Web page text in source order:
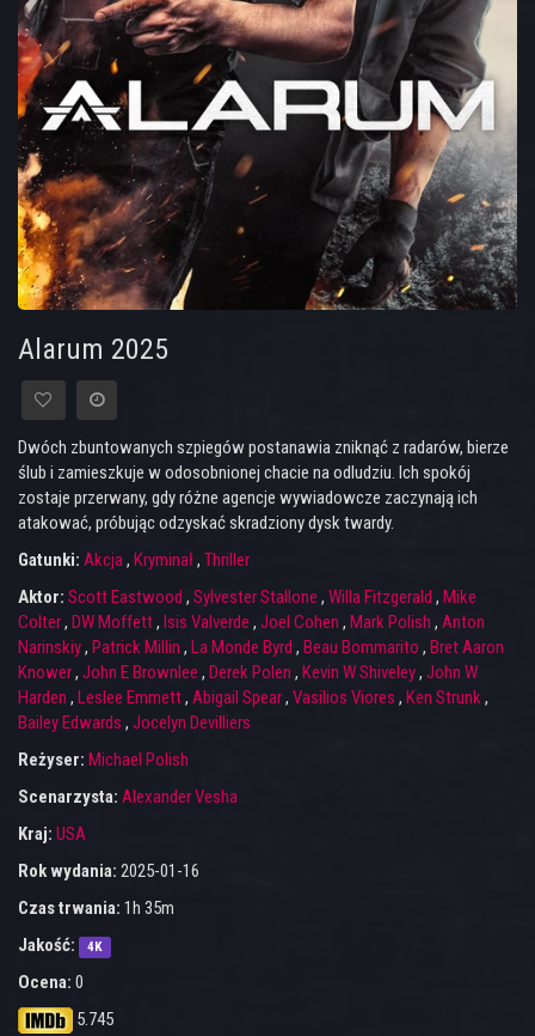
Alarum 2025
Dwóch zbuntowanych szpiegów postanawia zniknąć z radarów, bierze
ślub i zamieszkuje w odosobnionej chacie na odludziu. Ich spokój
zostaje przerwany, gdy różne agencje wywiadowcze zaczynają ich
atakować, próbując odzyskać skradziony dysk twardy.
Gatunki: Akcja, Kryminał, Thriller
Aktor: Scott Eastwood , Sylvester Stallone , Willa Fitzgerald , Mike
Colter, DW Moffett, Isis Valverde , Joel Cohen , Mark Polish , Anton
Narinskiy, Patrick Millin , La Monde Byrd , Beau Bommarito , Bret Aaron
Knower, John E Brownlee , Derek Polen , Kevin W Shiveley, John W
Harden , Leslee Emmett, Abigail Spear, Vasilios Viores , Ken Strunk,
Bailey Edwards , Jocelyn Devilliers
Reżyser: Michael Polish
Scenarzysta: Alexander Vesha
Kraj: USA
Rok wydania: 2025-01-16
Czas trwania: 1h 35m
Jakość:
4K
Ocena: 0
5.745